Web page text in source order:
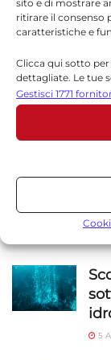
sito e di mostrare
ritirare il consenso
caratteristiche e
Clicca qui sotto
dettagliate. Le tue
sito. È possibile
compreso il ritiro
Policy o cliccando
inferiore dello
Statistiche
Archiviare
prestazioni degli
combinazione di
Marketing
Archiviare
dati limitati per
Gestisci 1771
NOTIZIE
5